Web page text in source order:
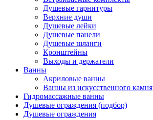
Душевые гарнитуры
Верхние души
Душевые лейки
Душевые панели
Душевые шланги
Кронштейны
Выходы и держатели
Ванны
Акриловые ванны
Ванны из искусственного камня
Гидромассажные ванны
Душевые ограждения (подбор)
Душевые ограждения